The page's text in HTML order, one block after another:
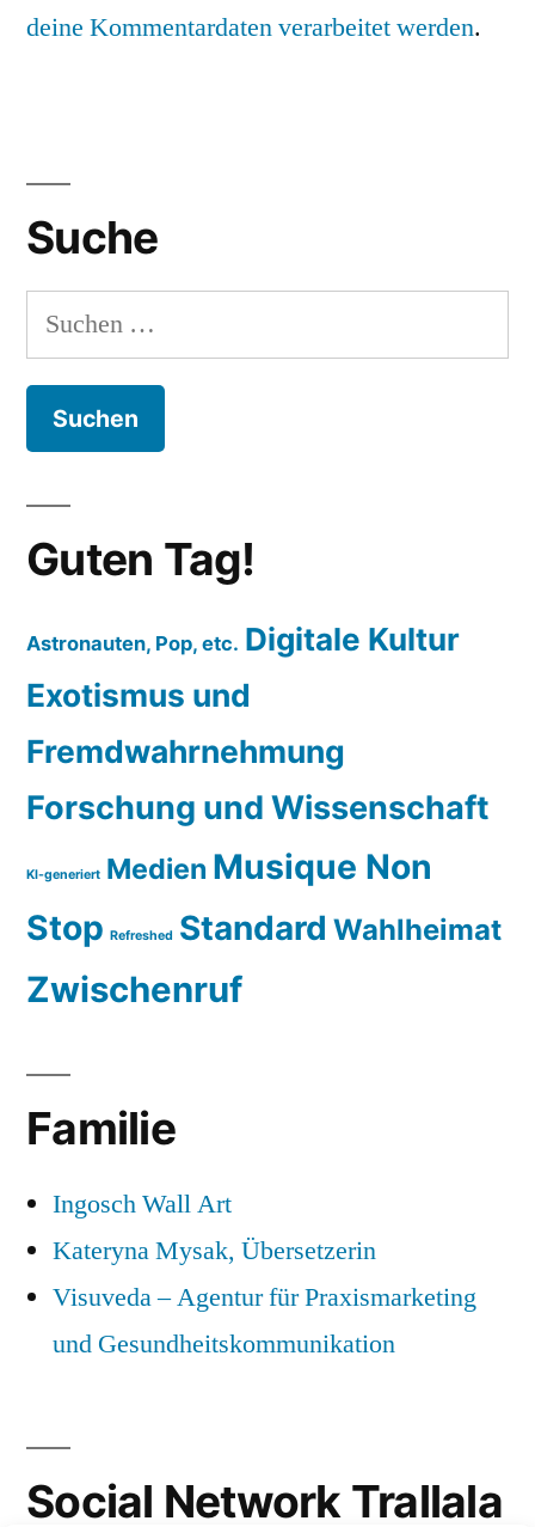
deine Kommentardaten verarbeitet werden.
Suche
Suchen
nach:
Guten Tag!
Astronauten, Pop, etc. Digitale Kultur
Exotismus und
Fremdwahrnehmung
Forschung und Wissenschaft
KI-generiert Medien Musique Non
Stop Refreshed Standard Wahlheimat
Zwischenruf
Familie
Ingosch Wall Art
Kateryna Mysak, Übersetzerin
Visuveda – Agentur für Praxismarketing
und Gesundheitskommunikation
Social Network Trallala